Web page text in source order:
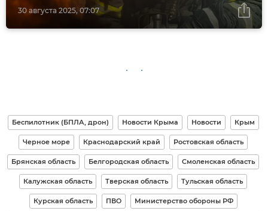
30 августа 2025, 07:07
Беспилотник (БПЛА, дрон) Новости Крыма Новости Крым
Черное море Краснодарский край Ростовская область
Брянская область Белгородская область Смоленская область
Калужская область Тверская область Тульская область
Курская область ПВО Министерство обороны РФ